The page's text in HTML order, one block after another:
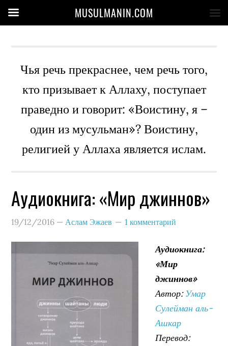
Чья речь прекраснее, чем речь того,
кто призывает к Аллаху, поступает
праведно и говорит: «Воистину, я –
один из мусульман»? Воистину,
религией у Аллаха является ислам.
Аудиокнига: «Мир джиннов»
19/12/2016 —Аслам Эжаев 1 комментарий
Аудиокнига:
«Мир
джиннов»
Автор:Умар
Сулейман аль-
Ашкар
Перевод:
MUSULMANIN.COM